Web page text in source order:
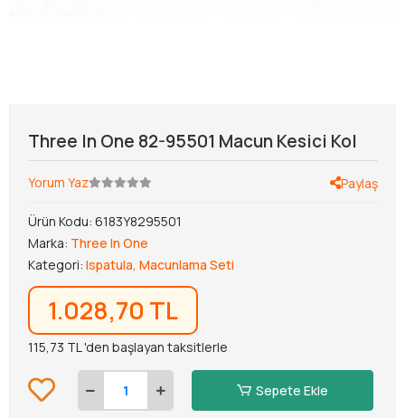
Three In One 82-95501 Macun Kesici Kol
Yorum Yaz Paylaş
Ürün Kodu: 6183Y8295501
Marka: Three In One
Kategori: Ispatula, Macunlama Seti
1.028,70 TL
115,73 TL 'den başlayan taksitlerle
Sepete Ekle